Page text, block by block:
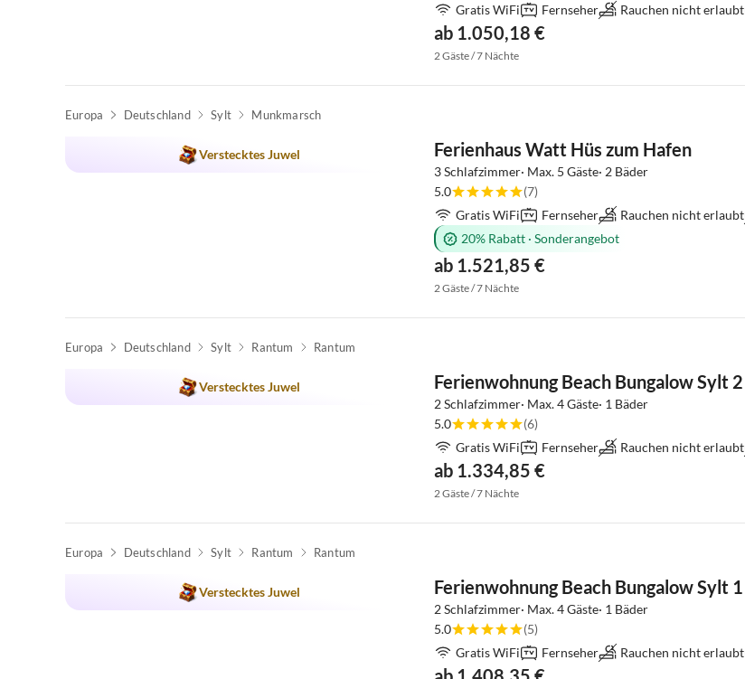
Gratis WiFi
Fernseher Rauchen nicht erlaubt
ab 1.050,18 €
2 Gäste / 7 Nächte
Europa Deutschland Sylt Munkmarsch
Verstecktes Juwel Ferienhaus Watt Hüs zum Hafen
3 Schlafzimmer· Max. 5 Gäste· 2 Bäder
5.0
(7)
Gratis WiFi
Fernseher Rauchen nicht erlaubt
20% Rabatt · Sonderangebot
ab 1.521,85 €
2 Gäste / 7 Nächte
Europa Deutschland Sylt Rantum Rantum
Verstecktes Juwel Ferienwohnung Beach Bungalow Sylt 2
2 Schlafzimmer· Max. 4 Gäste· 1 Bäder
5.0
(6)
Gratis WiFi
Fernseher Rauchen nicht erlaubt
ab 1.334,85 €
2 Gäste / 7 Nächte
Europa Deutschland Sylt Rantum Rantum
Verstecktes Juwel Ferienwohnung Beach Bungalow Sylt 1
2 Schlafzimmer· Max. 4 Gäste· 1 Bäder
5.0
(5)
Gratis WiFi
Fernseher Rauchen nicht erlaubt